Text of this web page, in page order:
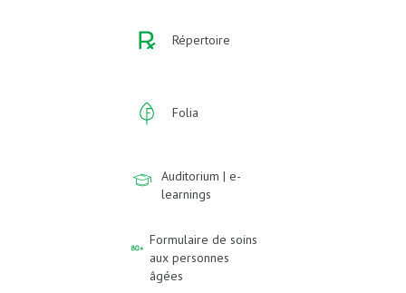
Répertoire
Folia
Auditorium | e-
learnings
Formulaire de soins
aux personnes
âgées